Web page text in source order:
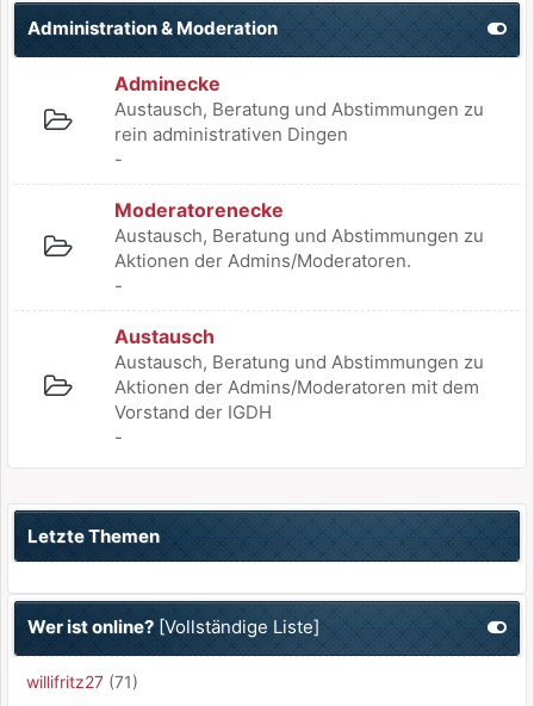
Administration & Moderation
Adminecke
Austausch, Beratung und Abstimmungen zu
rein administrativen Dingen
-
Moderatorenecke
Austausch, Beratung und Abstimmungen zu
Aktionen der Admins/Moderatoren.
-
Austausch
Austausch, Beratung und Abstimmungen zu
Aktionen der Admins/Moderatoren mit dem
Vorstand der IGDH
-
Letzte Themen
Wer ist online?[Vollständige Liste]
willifritz27 (71)